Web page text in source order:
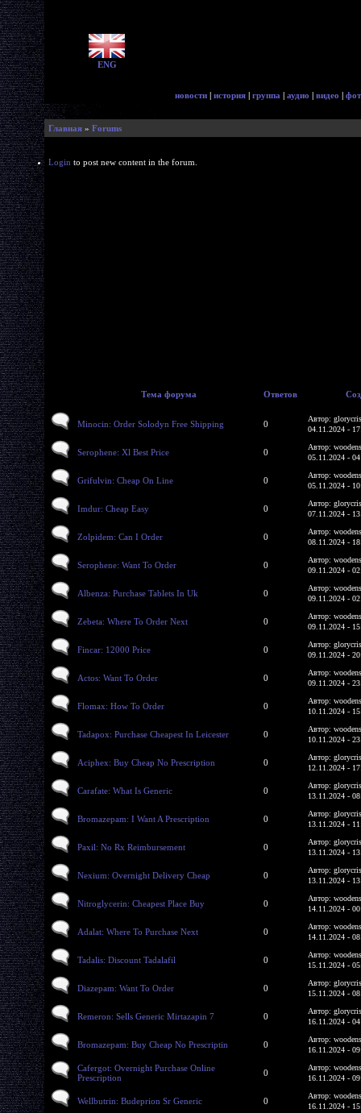
ENG
новости | история | группа | аудио | видео |
Главная » Forums
Login to post new content in the forum.
Тема форума Ответов
Minocin: Order Solodyn Free Shipping 0
Автор:
04.11.2024 -
Serophene: Xl Best Price 0
Автор:
05.11.2024 -
Grifulvin: Cheap On Line 0
Автор:
05.11.2024 -
Imdur: Cheap Easy 0
Автор:
07.11.2024 -
Zolpidem: Can I Order 0
Автор:
08.11.2024 -
Serophene: Want To Order 0
Автор:
09.11.2024 -
Albenza: Purchase Tablets In Uk 0
Автор:
09.11.2024 -
Zebeta: Where To Order Next 0
Автор:
09.11.2024 -
Fincar: 12000 Price 0
Автор:
09.11.2024 -
Actos: Want To Order 0
Автор:
09.11.2024 -
Flomax: How To Order 0
Автор:
10.11.2024 -
Tadapox: Purchase Cheapest In Leicester 0
Автор:
10.11.2024 -
Aciphex: Buy Cheap No Prescription 0
Автор:
12.11.2024 -
Carafate: What Is Generic 0
Автор:
13.11.2024 -
Bromazepam: I Want A Prescription 0
Автор:
13.11.2024 -
Paxil: No Rx Reimbursement 0
Автор:
13.11.2024 -
Nexium: Overnight Delivery Cheap 0
Автор:
13.11.2024 -
Nitroglycerin: Cheapest Place Buy 0
Автор:
14.11.2024 -
Adalat: Where To Purchase Next 0
Автор:
14.11.2024 -
Tadalis: Discount Tadalafil 0
Автор:
15.11.2024 -
Diazepam: Want To Order 0
Автор:
15.11.2024 -
Remeron: Sells Generic Mirtazapin 7 0
Автор:
16.11.2024 -
Bromazepam: Buy Cheap No Prescriptin 0
Автор:
16.11.2024 -
Cafergot: Overnight Purchase Online
Prescription
0
Автор:
16.11.2024 -
Wellbutrin: Budeprion Sr Generic 0
Автор:
16.11.2024 -